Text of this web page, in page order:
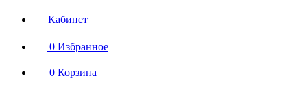
Кабинет
0 Избранное
0 Корзина